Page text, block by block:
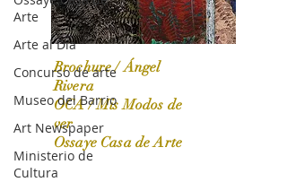
Arte
Arte al Día
Concurso de arte
Museo del Barrio
Art Newspaper
Ministerio de
Cultura
OCA|News 31 / Marzo-Abril / 2024
Brochure / Ángel
Rivera
OCA / Mis Modos de
ver
Ossaye Casa de Arte